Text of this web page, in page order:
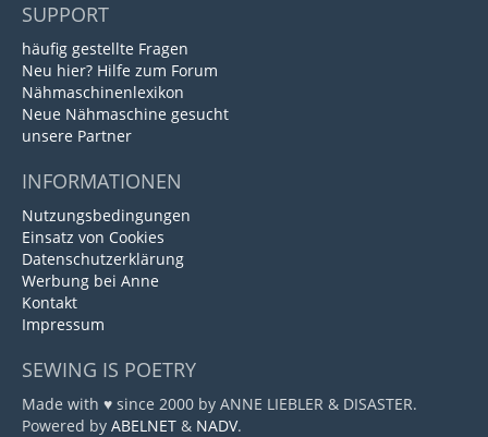
SUPPORT
häufig gestellte Fragen
Neu hier? Hilfe zum Forum
Nähmaschinenlexikon
Neue Nähmaschine gesucht
unsere Partner
INFORMATIONEN
Nutzungsbedingungen
Einsatz von Cookies
Datenschutzerklärung
Werbung bei Anne
Kontakt
Impressum
SEWING IS POETRY
Made with ♥ since 2000 by ANNE LIEBLER & DISASTER.
Powered by ABELNET & NADV.